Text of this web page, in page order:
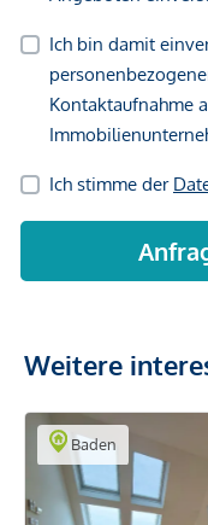
Weitere
Baden